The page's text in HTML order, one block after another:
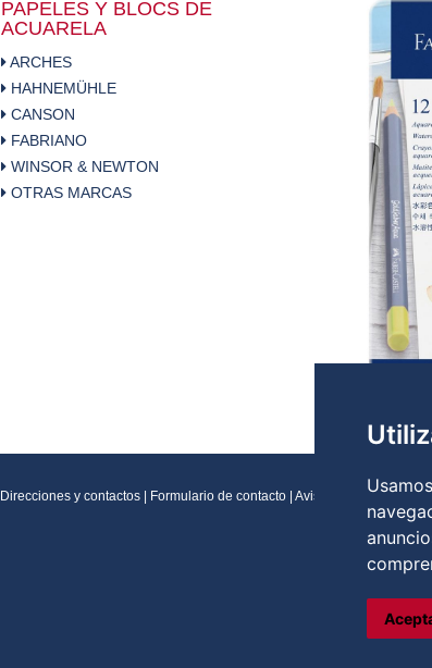
PAPELES Y BLOCS DE
ACUARELA
ARCHES
HAHNEMÜHLE
CANSON
FABRIANO
WINSOR & NEWTON
OTRAS MARCAS
Direcciones y contactos Formulario de contacto Aviso legal